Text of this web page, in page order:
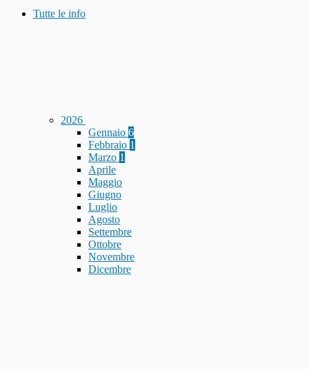
Tutte le info
2026
Gennaio 6
Febbraio 1
Marzo 1
Aprile
Maggio
Giugno
Luglio
Agosto
Settembre
Ottobre
Novembre
Dicembre